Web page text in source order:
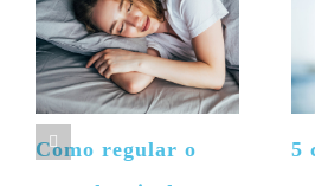
Como regular o
5